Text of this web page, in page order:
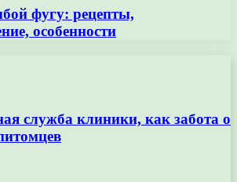
фугу: рецепты,
особенности
служба клиники, как забота о